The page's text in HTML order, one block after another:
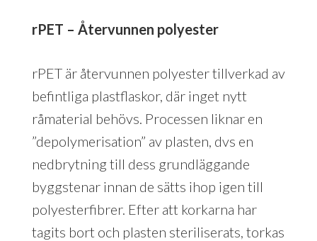
rPET – Återvunnen polyester
rPET är återvunnen polyester tillverkad av
befintliga plastflaskor, där inget nytt
råmaterial behövs. Processen liknar en
”depolymerisation” av plasten, dvs en
nedbrytning till dess grundläggande
byggstenar innan de sätts ihop igen till
polyesterfibrer. Efter att korkarna har
tagits bort och plasten steriliserats, torkas